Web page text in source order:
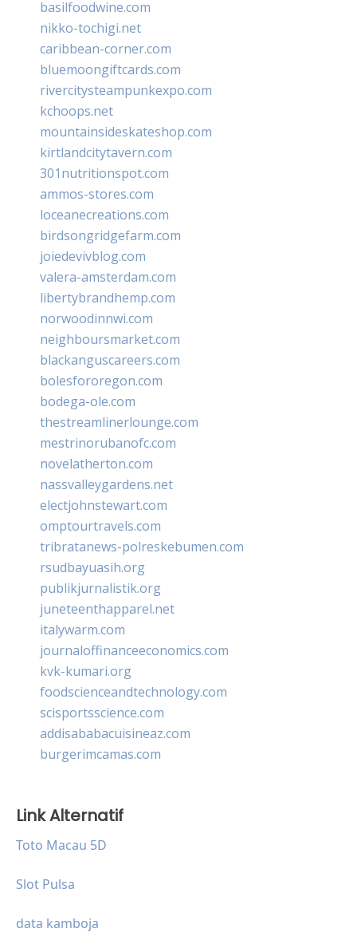
basilfoodwine.com
nikko-tochigi.net
caribbean-corner.com
bluemoongiftcards.com
rivercitysteampunkexpo.com
kchoops.net
mountainsideskateshop.com
kirtlandcitytavern.com
301nutritionspot.com
ammos-stores.com
loceanecreations.com
birdsongridgefarm.com
joiedevivblog.com
valera-amsterdam.com
libertybrandhemp.com
norwoodinnwi.com
neighboursmarket.com
blackanguscareers.com
bolesfororegon.com
bodega-ole.com
thestreamlinerlounge.com
mestrinorubanofc.com
novelatherton.com
nassvalleygardens.net
electjohnstewart.com
omptourtravels.com
tribratanews-polreskebumen.com
rsudbayuasih.org
publikjurnalistik.org
juneteenthapparel.net
italywarm.com
journaloffinanceeconomics.com
kvk-kumari.org
foodscienceandtechnology.com
scisportsscience.com
addisababacuisineaz.com
burgerimcamas.com
Link Alternatif
Toto Macau 5D
Slot Pulsa
data kamboja